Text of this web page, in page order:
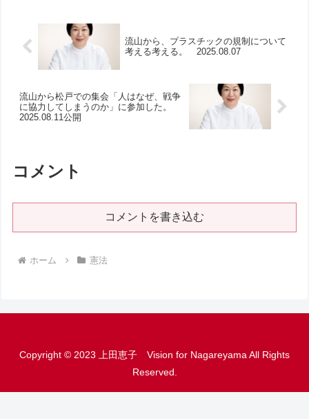
流山から、プラスチックの規制について
考える考える。 2025.08.07
流山から松戸での集会「人はなぜ、戦争
に協力してしまうのか」に参加した。
2025.08.11公開
コメント
コメントを書き込む
ホーム 憲法
Copyright © 2023 上田恵子 Vision for Nagareyama All Rights
Reserved.